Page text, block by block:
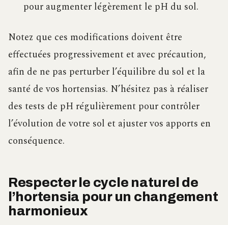
pour augmenter légèrement le pH du sol.
Notez que ces modifications doivent être
effectuées progressivement et avec précaution,
afin de ne pas perturber l’équilibre du sol et la
santé de vos hortensias. N’hésitez pas à réaliser
des tests de pH régulièrement pour contrôler
l’évolution de votre sol et ajuster vos apports en
conséquence.
Respecter le cycle naturel de
l’hortensia pour un changement
harmonieux